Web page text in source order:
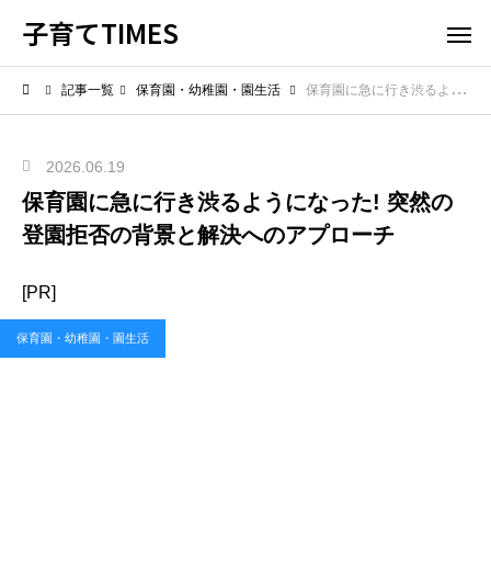
子育てTIMES
記事一覧 保育園・幼稚園・園生活 保育園に急に行き渋るようになった! 突然の登園拒否の背景と解決へのアプローチ
2026.06.19
保育園に急に行き渋るようになった! 突然の
登園拒否の背景と解決へのアプローチ
[PR]
保育園・幼稚園・園生活